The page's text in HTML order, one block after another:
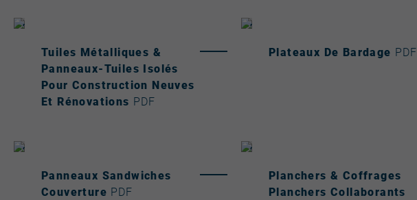
Tuiles Métalliques &
Panneaux-Tuiles Isolés
Pour Construction Neuves
Et Rénovations PDF
Plateaux De Bardage PDF
Panneaux Sandwiches
Couverture PDF
Planchers & Coffrages
Planchers Collaborants